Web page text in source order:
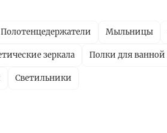
Полотенцедержатели Мыльницы
зеркала Полки для ванной
Светильники